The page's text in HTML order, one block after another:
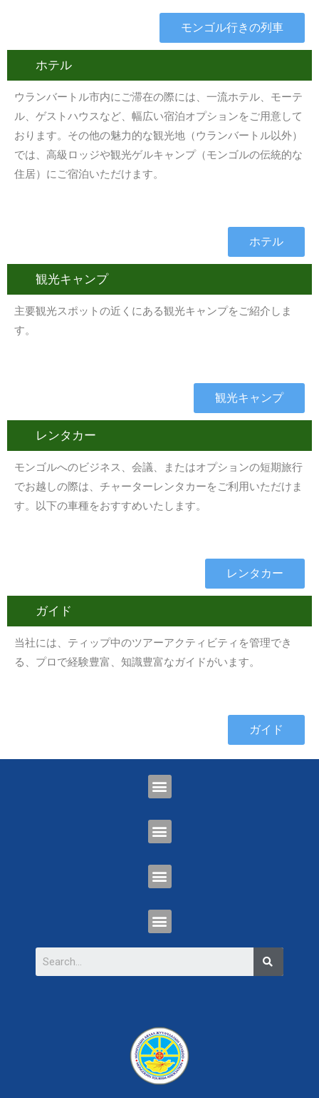
モンゴル行きの列車
ホテル
ウランバートル市内にご滞在の際には、一流ホテル、モーテ
ル、ゲストハウスなど、幅広い宿泊オプションをご用意して
おります。その他の魅力的な観光地（ウランバートル以外）
では、高級ロッジや観光ゲルキャンプ（モンゴルの伝統的な
住居）にご宿泊いただけます。
ホテル
観光キャンプ
主要観光スポットの近くにある観光キャンプをご紹介しま
す。
観光キャンプ
レンタカー
モンゴルへのビジネス、会議、またはオプションの短期旅行
でお越しの際は、チャーターレンタカーをご利用いただけま
す。以下の車種をおすすめいたします。
レンタカー
ガイド
当社には、ティップ中のツアーアクティビティを管理でき
る、プロで経験豊富、知識豊富なガイドがいます。
ガイド